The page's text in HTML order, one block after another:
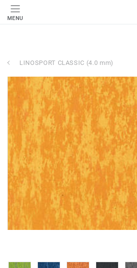
MENU
LINOSPORT CLASSIC (4.0 mm)